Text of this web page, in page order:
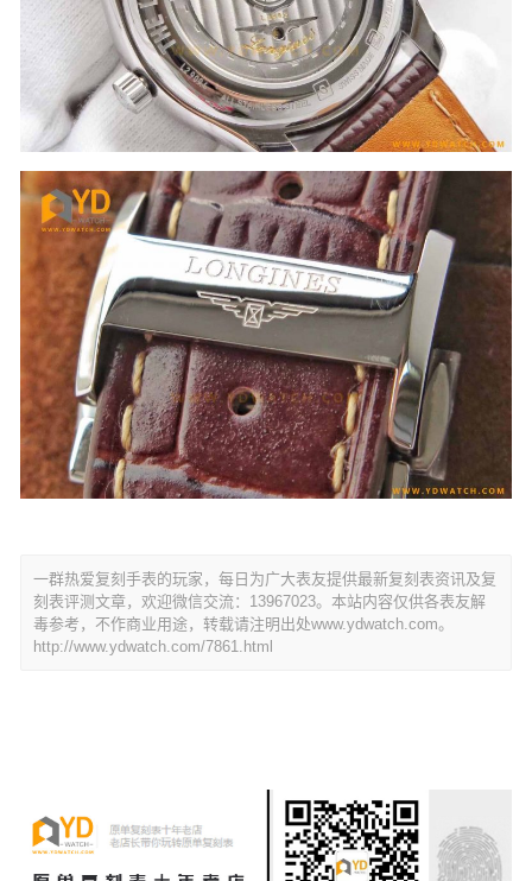
一群热爱复刻手表的玩家，每日为广大表友提供最新复刻表资讯及复
刻表评测文章，欢迎微信交流：13967023。本站内容仅供各表友解
毒参考，不作商业用途，转载请注明出处www.ydwatch.com。
http://www.ydwatch.com/7861.html